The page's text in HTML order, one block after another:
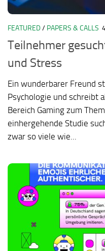
FEATURED/ PAPERS & CALLS
Teilnehmer
und Stress
Ein wunderbarer Freund
Psychologie und schreibt
Bereich Gaming zum
einhergehende Studie
zwar so viele wie...